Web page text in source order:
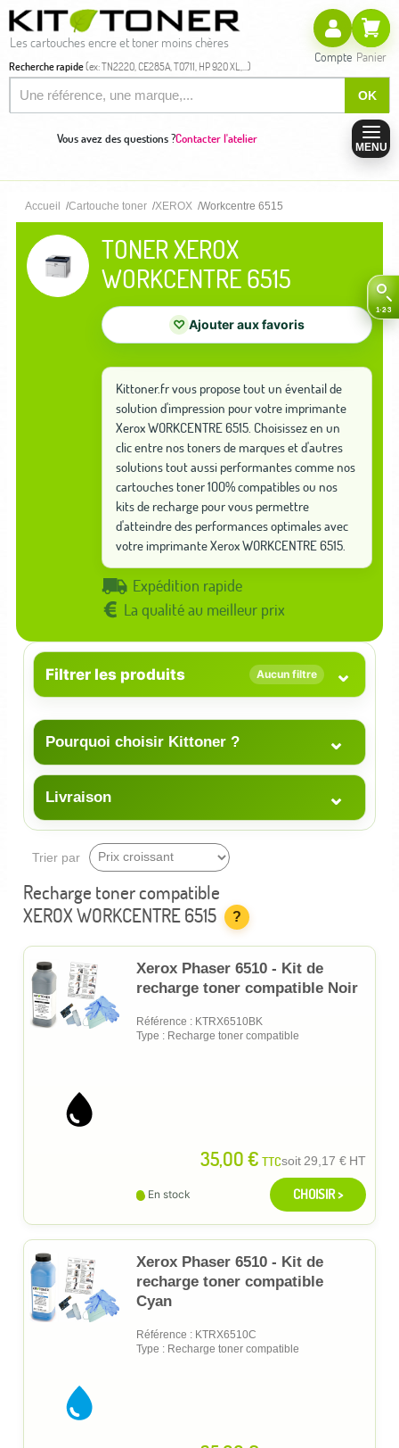
Les cartouches encre et toner moins chères
Recherche rapide(ex: TN2220, CE285A, T0711, HP 920 XL,...)
OK
Compte Panier
Vous avez des questions ?Contacter l'atelier
MENU
Accueil Cartouche toner XEROX Workcentre 6515
TONER XEROX
WORKCENTRE 6515
♡ Ajouter aux favoris
Kittoner.fr vous propose tout un éventail de
solution d'impression pour votre imprimante
Xerox WORKCENTRE 6515. Choisissez en un
clic entre nos toners de marques et d'autres
solutions tout aussi performantes comme nos
cartouches toner 100% compatibles ou nos
kits de recharge pour vous permettre
d'atteindre des performances optimales avec
votre imprimante Xerox WORKCENTRE 6515.
Expédition rapide
La qualité au meilleur prix
Filtrer les produits Aucun filtre ⌄
Pourquoi choisir Kittoner ? ⌄
Livraison ⌄
Trier par
Recharge toner compatible
XEROX WORKCENTRE 6515
?
Xerox Phaser 6510 - Kit de
recharge toner compatible Noir
Référence : KTRX6510BK
Type : Recharge toner compatible
35,00 € TTCsoit29,17 € HT
En stock CHOISIR >
Xerox Phaser 6510 - Kit de
recharge toner compatible
Cyan
Référence : KTRX6510C
Type : Recharge toner compatible